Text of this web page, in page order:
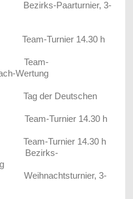
Paarturnier, 3-
Turnier 14.30 h
Team-
Wertung
der Deutschen
Turnier 14.30 h
Turnier 14.30 h
Bezirks-
3-